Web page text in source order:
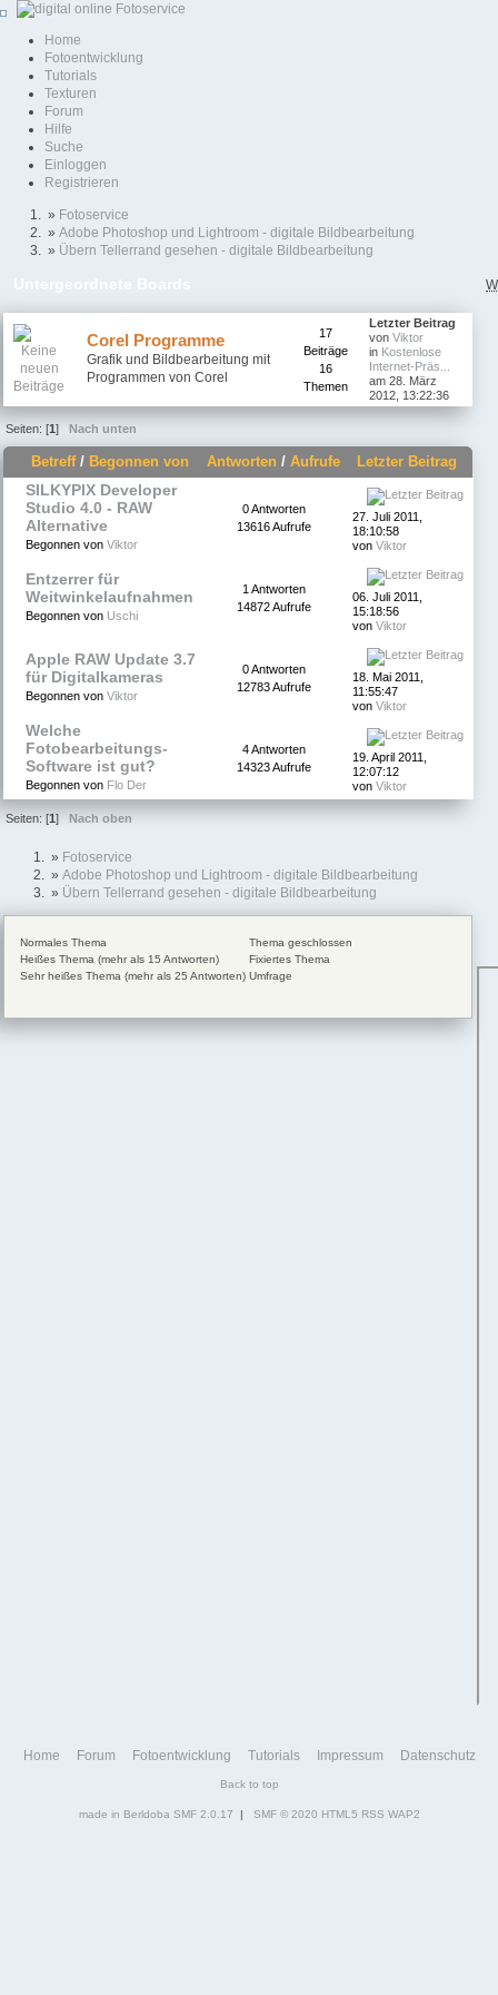
Home
Fotoentwicklung
Tutorials
Texturen
Forum
Hilfe
Suche
Einloggen
Registrieren
» Fotoservice
» Adobe Photoshop und Lightroom - digitale Bildbearbeitung
» Übern Tellerrand gesehen - digitale Bildbearbeitung
Corel Programme
Grafik und Bildbearbeitung mit
Programmen von Corel
17
Beiträge
16
Themen
Letzter Beitrag
vonViktor
in Kostenlose
Internet-Präs...
am 28. März
2012, 13:22:36
Seiten: [1] Nach unten
Betreff/ Begonnen von Antworten / Aufrufe
Letzter Beitrag
SILKYPIX Developer
Studio 4.0 - RAW
Alternative
Begonnen von Viktor
0 Antworten
13616 Aufrufe
27. Juli 2011,
18:10:58
von Viktor
Entzerrer für
Weitwinkelaufnahmen
Begonnen von Uschi
1 Antworten
14872 Aufrufe
06. Juli 2011,
15:18:56
von Viktor
Apple RAW Update 3.7
für Digitalkameras
Begonnen von Viktor
0 Antworten
12783 Aufrufe
18. Mai 2011,
11:55:47
von Viktor
Welche
Fotobearbeitungs-
Software ist gut?
Begonnen von Flo Der
4 Antworten
14323 Aufrufe
19. April 2011,
12:07:12
von Viktor
Seiten: [1] Nach oben
» Fotoservice
» Adobe Photoshop und Lightroom - digitale Bildbearbeitung
» Übern Tellerrand gesehen - digitale Bildbearbeitung
Normales Thema
Heißes Thema (mehr als 15 Antworten)
Sehr heißes Thema (mehr als 25 Antworten)
Thema geschlossen
Fixiertes Thema
Umfrage
Home Forum Fotoentwicklung Tutorials Impressum Datenschutz
Back to top
made in Berldoba SMF 2.0.17 | SMF © 2020 HTML5 RSS WAP2